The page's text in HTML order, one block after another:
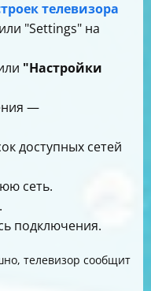
телевизора
"Settings" на
"Настройки
—
доступных сетей
сеть.
подключения.
телевизор сообщит